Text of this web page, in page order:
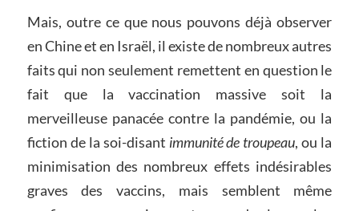
Mais, outre ce que nous pouvons déjà observer
en Chine et en Israël, il existe de nombreux autres
faits qui non seulement remettent en question le
fait que la vaccination massive soit la
merveilleuse panacée contre la pandémie, ou la
fiction de la soi-disant immunité de troupeau, ou la
minimisation des nombreux effets indésirables
graves des vaccins, mais semblent même